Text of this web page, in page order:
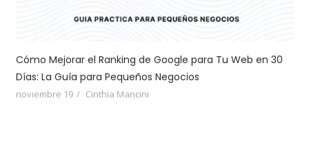
Cómo Mejorar el Ranking de Google para Tu Web en 30
Días: La Guía para Pequeños Negocios
noviembre 19 Cinthia Mancini